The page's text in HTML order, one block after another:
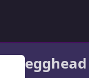
egghead